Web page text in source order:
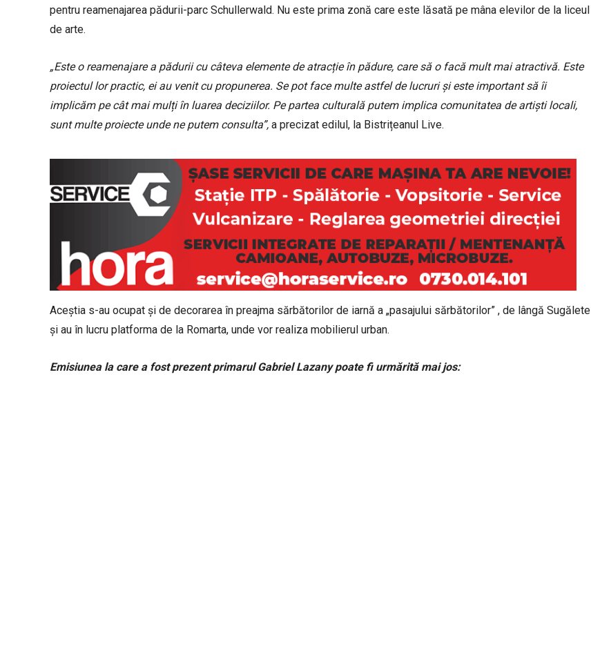
pentru reamenajarea pădurii-parc Schullerwald. Nu este prima zonă care este lăsată pe mâna elevilor de la liceul
de arte.
„Este o reamenajare a pădurii cu câteva elemente de atracție în pădure, care să o facă mult mai atractivă. Este
proiectul lor practic, ei au venit cu propunerea. Se pot face multe astfel de lucruri și este important să îi
implicăm pe cât mai mulți în luarea deciziilor. Pe partea culturală putem implica comunitatea de artiști locali,
sunt multe proiecte unde ne putem consulta”, a precizat edilul, la Bistrițeanul Live.
Aceștia s-au ocupat și de decorarea în preajma sărbătorilor de iarnă a „pasajului sărbătorilor” , de lângă Sugălete
și au în lucru platforma de la Romarta, unde vor realiza mobilierul urban.
Emisiunea la care a fost prezent primarul Gabriel Lazany poate fi urmărită mai jos: